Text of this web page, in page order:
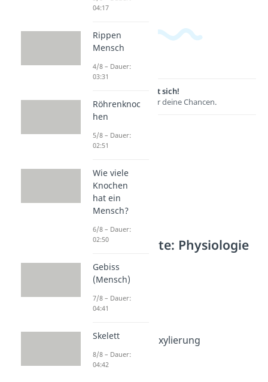
Lernen lohnt sich!
Entdecke hier deine Chancen.
Weitere Inhalte: Physiologie
& Anatomie
Zellatmung
Dauer: 05:12
Oxidative Decarboxylierung
Dauer: 06:29
Citratzyklus
04:17
Rippen
Mensch
4/8 – Dauer:
03:31
Röhrenknoc
hen
5/8 – Dauer:
02:51
Wie viele
Knochen
hat ein
Mensch?
6/8 – Dauer:
02:50
Gebiss
(Mensch)
7/8 – Dauer:
04:41
Skelett
8/8 – Dauer:
04:42